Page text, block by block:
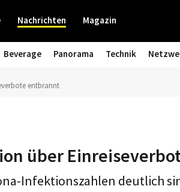
Nachrichten Magazin
Beverage Panorama Technik
entbrannt
über
Infektionszahlen deutlich